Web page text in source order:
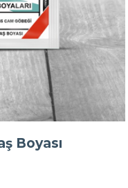
Boyası